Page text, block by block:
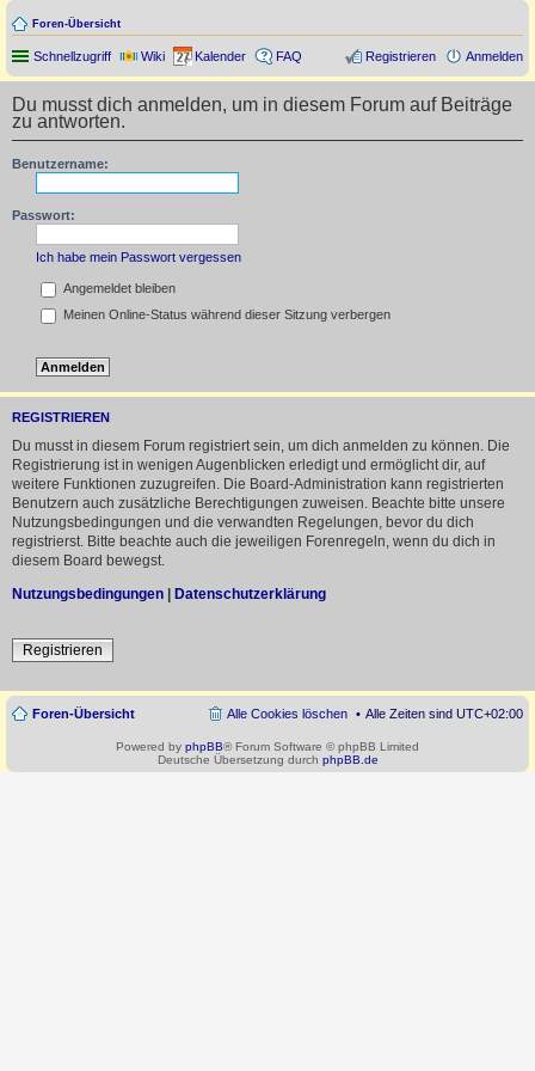
Foren-Übersicht
Schnellzugriff Wiki Kalender FAQ Anmelden
Registrieren
Du musst dich anmelden, um in diesem Forum auf Beiträge
zu antworten.
Benutzername:
Passwort:
Ich habe mein Passwort vergessen
Angemeldet bleiben
Meinen Online-Status während dieser Sitzung verbergen
REGISTRIEREN
Du musst in diesem Forum registriert sein, um dich anmelden zu können. Die
Registrierung ist in wenigen Augenblicken erledigt und ermöglicht dir, auf
weitere Funktionen zuzugreifen. Die Board-Administration kann registrierten
Benutzern auch zusätzliche Berechtigungen zuweisen. Beachte bitte unsere
Nutzungsbedingungen und die verwandten Regelungen, bevor du dich
registrierst. Bitte beachte auch die jeweiligen Forenregeln, wenn du dich in
diesem Board bewegst.
Nutzungsbedingungen | Datenschutzerklärung
Registrieren
Foren-Übersicht Alle Zeiten sind UTC+02:00
Alle Cookies löschen
Powered by phpBB® Forum Software © phpBB Limited
Deutsche Übersetzung durch phpBB.de